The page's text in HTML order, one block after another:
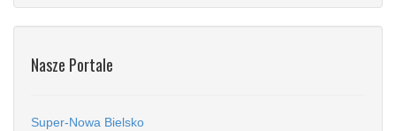
Nasze Portale
Super-Nowa Bielsko